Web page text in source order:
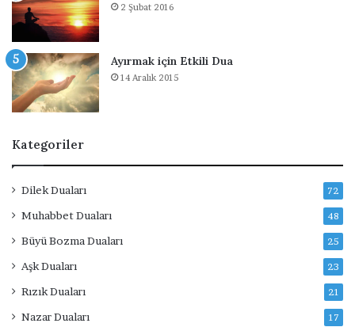
2 Şubat 2016
Ayırmak için Etkili Dua
14 Aralık 2015
Kategoriler
Dilek Duaları 72
Muhabbet Duaları 48
Büyü Bozma Duaları 25
Aşk Duaları 23
Rızık Duaları 21
Nazar Duaları 17